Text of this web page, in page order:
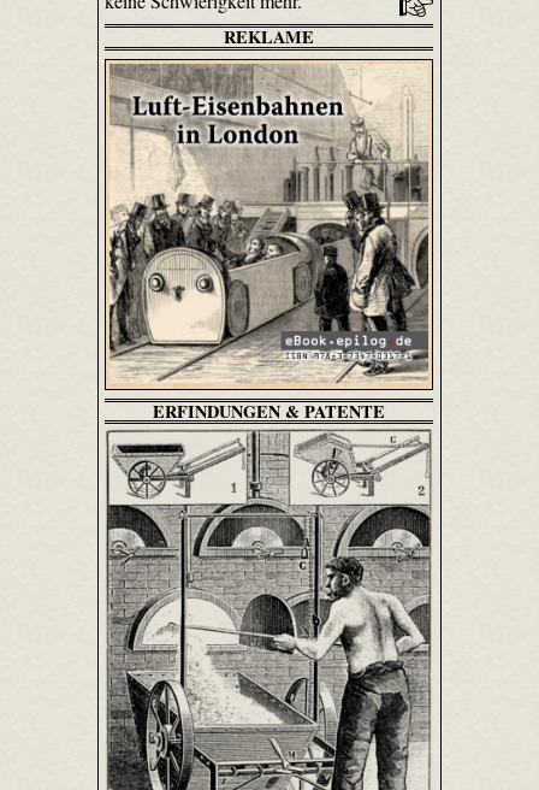
REKLAME
ERFINDUNGEN & PATENTE